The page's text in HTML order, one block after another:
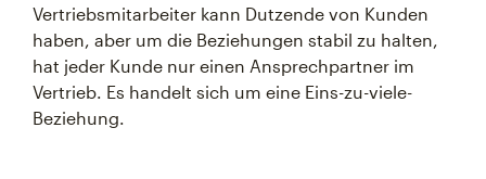
Vertriebsmitarbeiter kann Dutzende von Kunden
haben, aber um die Beziehungen stabil zu halten,
hat jeder Kunde nur einen Ansprechpartner im
Vertrieb. Es handelt sich um eine Eins-zu-viele-
Beziehung.